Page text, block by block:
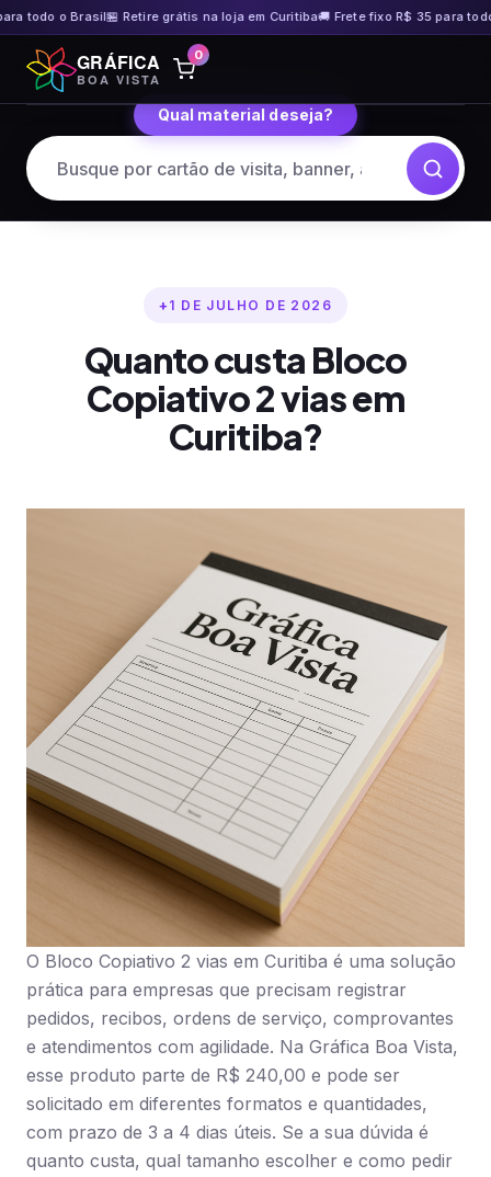
todo o Brasil🏪 Retire grátis na loja em Curitiba🚚 Frete fixo R$ 35 para todo o
Pular
para
o
GRÁFICA
BOA VISTA
0
Qual material deseja?
1 DE JULHO DE 2026
Quanto custa Bloco
Copiativo 2 vias em
Curitiba?
O Bloco Copiativo 2 vias em Curitiba é uma solução
prática para empresas que precisam registrar
pedidos, recibos, ordens de serviço, comprovantes
e atendimentos com agilidade. Na Gráfica Boa Vista,
esse produto parte de R$ 240,00 e pode ser
solicitado em diferentes formatos e quantidades,
com prazo de 3 a 4 dias úteis. Se a sua dúvida é
quanto custa, qual tamanho escolher e como pedir